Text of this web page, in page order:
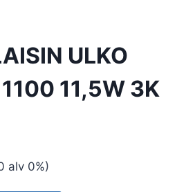
ULKO
11,5W 3K
alv 0%)